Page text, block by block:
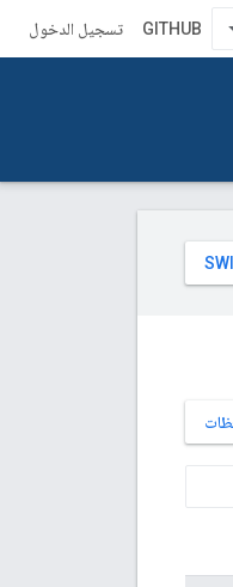
GITHUB تسجيل الدخول